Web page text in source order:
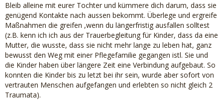
Bleib alleine mit eurer Tochter und kümmere dich darum, dass sie
genügend Kontakte nach aussen bekommt. Überlege und ergreife
Maßnahmen die greifen ,wenn du längerfristig ausfallen solltest
(z.B. kenn ich ich aus der Trauerbegleitung für Kinder, dass da eine
Mutter, die wusste, dass sie nicht mehr lange zu leben hat, ganz
bewusst den Weg mit einer Pflegefamilie gegangen istl. Sie und
die Kinder haben über längere Zeit eine Verbindung aufgebaut. So
konnten die Kinder bis zu letzt bei ihr sein, wurde aber sofort von
vertrauten Menschen aufgefangen und erlebten so nicht gleich 2
Traumata).